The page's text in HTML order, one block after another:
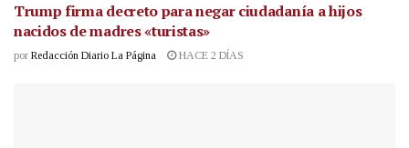
Trump firma decreto para negar ciudadanía a hijos
nacidos de madres «turistas»
por Redacción Diario La Página HACE 2 DÍAS